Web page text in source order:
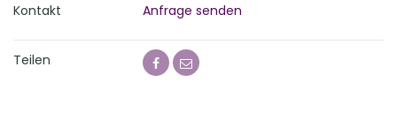
Kontakt Anfrage senden
Teilen